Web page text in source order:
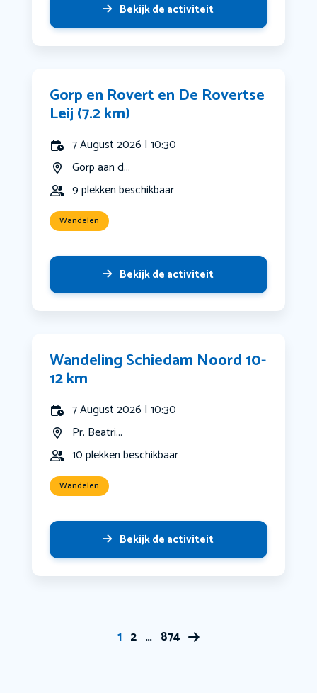
Bekijk de activiteit
Gorp en Rovert en De Rovertse
Leij (7.2 km)
7 August 2026 | 10:30
Gorp aan d...
9 plekken beschikbaar
Wandelen
Bekijk de activiteit
Wandeling Schiedam Noord 10-
12 km
7 August 2026 | 10:30
Pr. Beatri...
10 plekken beschikbaar
Wandelen
Bekijk de activiteit
1 2 … 874